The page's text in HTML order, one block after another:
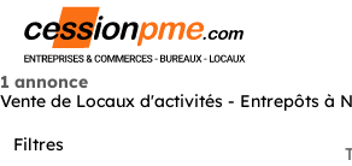
1 annonce
Vente de Locaux d'activités - Entrepôts à
Filtres